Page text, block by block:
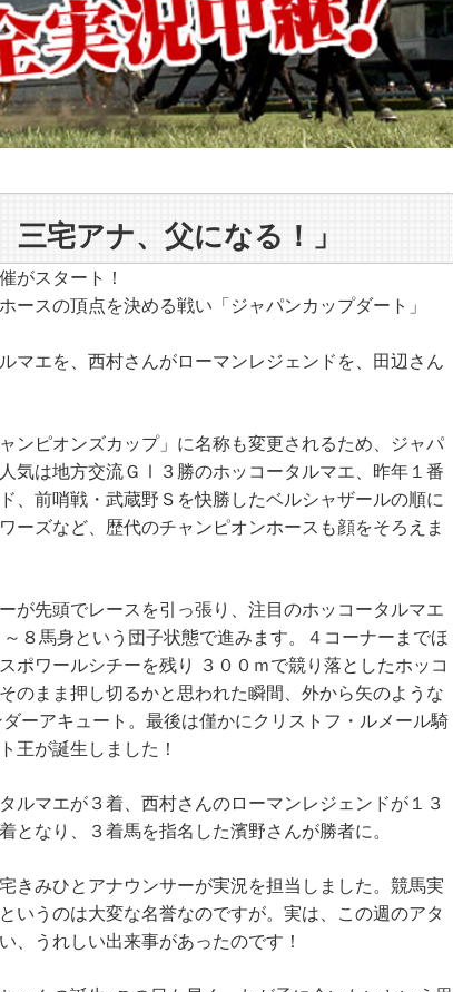
宅アナ、父になる！」
がスタート！
ースの頂点を決める戦い「ジャパンカップダート」
マエを、西村さんがローマンレジェンドを、田辺さん
ンピオンズカップ」に名称も変更されるため、ジャパ
気は地方交流ＧⅠ３勝のホッコータルマエ、昨年１番
、前哨戦・武蔵野Ｓを快勝したベルシャザールの順に
ーズなど、歴代のチャンピオンホースも顔をそろえま
が先頭でレースを引っ張り、注目のホッコータルマエ
８馬身という団子状態で進みます。４コーナーまでほ
ポワールシチーを残り ３００ｍで競り落としたホッコ
のまま押し切るかと思われた瞬間、外から矢のような
ーアキュート。最後は僅かにクリストフ・ルメール騎
王が誕生しました！
ルマエが３着、西村さんのローマンレジェンドが１３
となり、３着馬を指名した濱野さんが勝者に。
きみひとアナウンサーが実況を担当しました。競馬実
うのは大変な名誉なのですが。実は、この週のアタ
、うれしい出来事があったのです！